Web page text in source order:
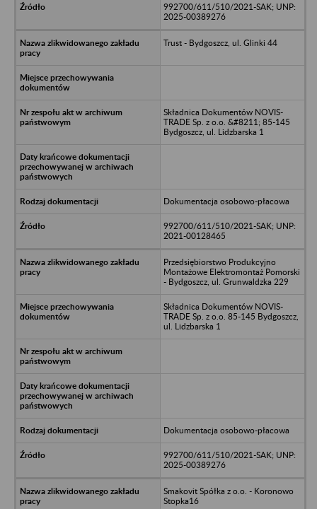
992700/611/510/2021-SAK; UNP:
2025-00389276
Trust - Bydgoszcz, ul. Glinki 44
Składnica Dokumentów NOVIS-
TRADE Sp. z o.o. &#8211; 85-145
Bydgoszcz, ul. Lidzbarska 1
Dokumentacja osobowo-płacowa
992700/611/510/2021-SAK; UNP:
2021-00128465
Przedsiębiorstwo Produkcyjno
Montażowe Elektromontaż Pomorski
- Bydgoszcz, ul. Grunwaldzka 229
Składnica Dokumentów NOVIS-
TRADE Sp. z o.o. 85-145 Bydgoszcz,
ul. Lidzbarska 1
Dokumentacja osobowo-płacowa
992700/611/510/2021-SAK; UNP:
2025-00389276
Smakovit Spółka z o.o. - Koronowo
Stopka16